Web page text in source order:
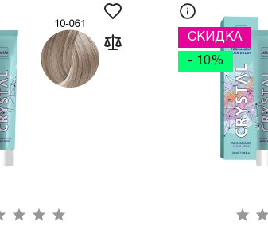
СКИДКА
- 10%